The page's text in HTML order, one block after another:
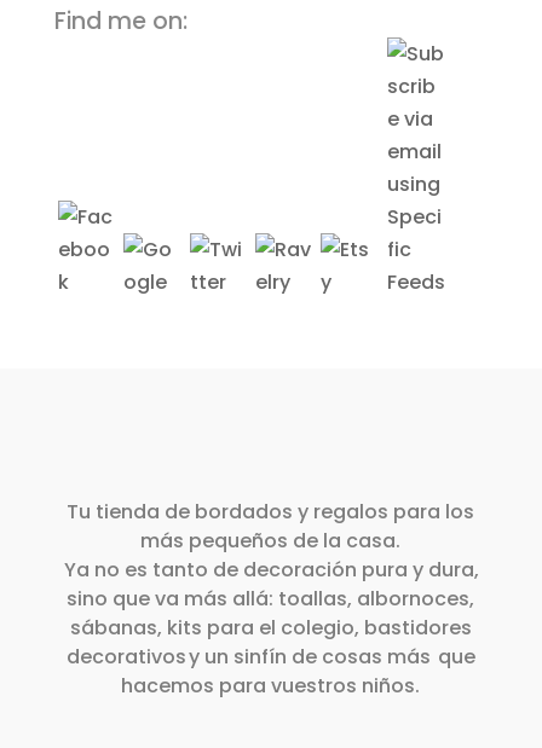
Find me on:
Tu tienda de bordados y regalos para los
más pequeños de la casa.
Ya no es tanto de decoración pura y dura,
sino que va más allá: toallas, albornoces,
sábanas, kits para el colegio, bastidores
decorativos y un sinfín de cosas más que
hacemos para vuestros niños.